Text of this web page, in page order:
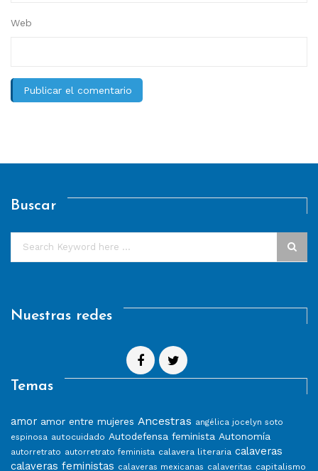
Web
Buscar
Nuestras redes
Temas
amor amor entre mujeres Ancestras angélica jocelyn soto
espinosa autocuidado Autodefensa feminista Autonomía
autorretrato autorretrato feminista calavera literaria calaveras
calaveras feministas calaveras mexicanas calaveritas capitalismo